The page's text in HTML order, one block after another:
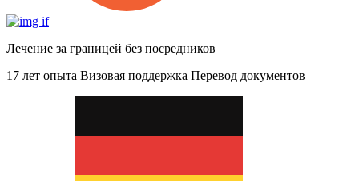
Лечение за границей без посредников
17 лет опыта Визовая поддержка Перевод документов